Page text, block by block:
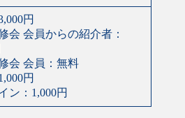
円
会 会員からの紹介者：
会 会員：無料
円
ン：1,000円